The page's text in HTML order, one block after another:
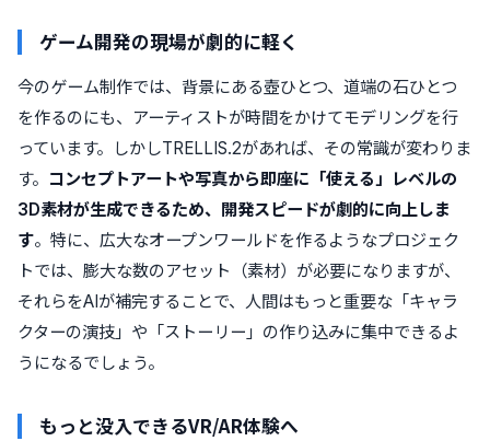
ゲーム開発の現場が劇的に軽く
今のゲーム制作では、背景にある壺ひとつ、道端の石ひとつ
を作るのにも、アーティストが時間をかけてモデリングを行
っています。しかしTRELLIS.2があれば、その常識が変わりま
す。 コンセプトアートや写真から即座に「使える」レベルの
3D素材が生成できるため、開発スピードが劇的に向上しま
す。特に、広大なオープンワールドを作るようなプロジェク
トでは、膨大な数のアセット（素材）が必要になりますが、
それらをAIが補完することで、人間はもっと重要な「キャラ
クターの演技」や「ストーリー」の作り込みに集中できるよ
うになるでしょう。
もっと没入できるVR/AR体験へ